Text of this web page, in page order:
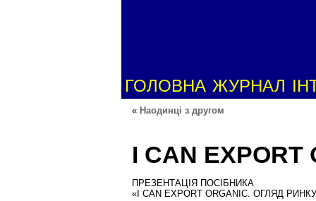
ГОЛОВНА ЖУРНАЛ
« Наодинці з другом
I CAN EXPORT
ПРЕЗЕНТАЦІЯ ПОСІБНИКА
«I CAN EXPORT ORGANIC. ОГЛЯД